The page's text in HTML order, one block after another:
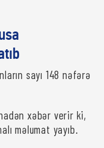
sayı 148 nəfərə
xəbər verir ki,
məlumat yayıb.